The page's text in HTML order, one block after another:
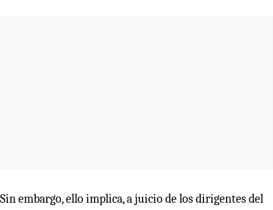
Sin embargo, ello implica, a juicio de los dirigentes del